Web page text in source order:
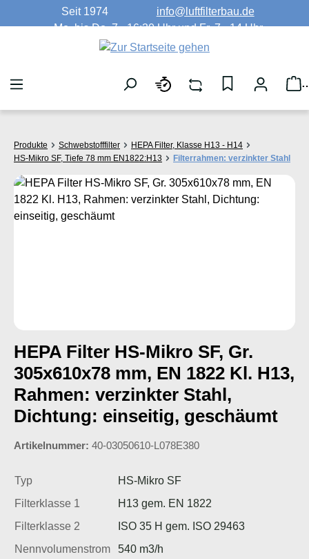
Zum Hauptinhalt springen
Seit 1974
info@luftfilterbau.de
Mo. bis Do. 7 - 16:30 Uhr und Fr. 7 - 14 Uhr
Produkte Schwebstofffilter
HEPA Filter, Klasse H13 - H14
HS-Mikro SF, Tiefe 78 mm EN1822:H13
Filterrahmen: verzinkter Stahl
Bildergalerie überspringen
HEPA Filter HS-Mikro SF, Gr.
305x610x78 mm, EN 1822 Kl. H13,
Rahmen: verzinkter Stahl,
Dichtung: einseitig, geschäumt
Artikelnummer: 40-03050610-L078E380
Typ
HS-Mikro SF
Filterklasse 1
H13 gem. EN 1822
Filterklasse 2
ISO 35 H gem. ISO 29463
Nennvolumenstrom
540 m3/h